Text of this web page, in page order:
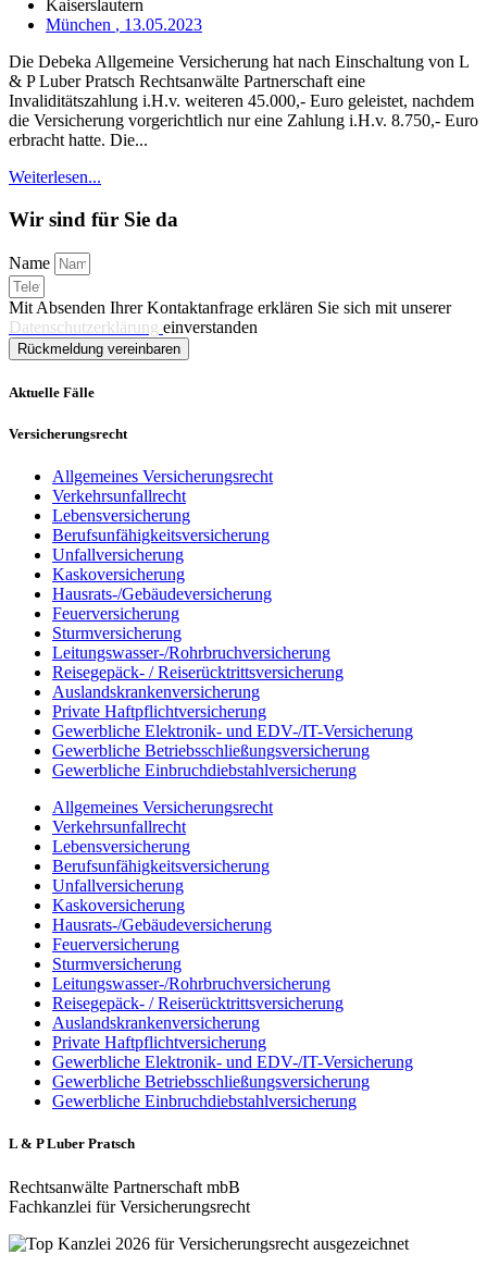
Kaiserslautern
München , 13.05.2023
Die Debeka Allgemeine Versicherung hat nach Einschaltung von L
& P Luber Pratsch Rechtsanwälte Partnerschaft eine
Invaliditätszahlung i.H.v. weiteren 45.000,- Euro geleistet, nachdem
die Versicherung vorgerichtlich nur eine Zahlung i.H.v. 8.750,- Euro
erbracht hatte. Die...
Weiterlesen...
Wir sind für Sie da
Name
Mit Absenden Ihrer Kontaktanfrage erklären Sie sich mit unserer
Datenschutzerklärung einverstanden
Rückmeldung vereinbaren
Aktuelle Fälle
Versicherungsrecht
Allgemeines Versicherungsrecht
Verkehrsunfallrecht
Lebensversicherung
Berufsunfähigkeitsversicherung
Unfallversicherung
Kaskoversicherung
Hausrats-/Gebäudeversicherung
Feuerversicherung
Sturmversicherung
Leitungswasser-/Rohrbruchversicherung
Reisegepäck- / Reiserücktrittsversicherung
Auslandskrankenversicherung
Private Haftpflichtversicherung
Gewerbliche Elektronik- und EDV-/IT-Versicherung
Gewerbliche Betriebsschließungsversicherung
Gewerbliche Einbruchdiebstahlversicherung
Allgemeines Versicherungsrecht
Verkehrsunfallrecht
Lebensversicherung
Berufsunfähigkeitsversicherung
Unfallversicherung
Kaskoversicherung
Hausrats-/Gebäudeversicherung
Feuerversicherung
Sturmversicherung
Leitungswasser-/Rohrbruchversicherung
Reisegepäck- / Reiserücktrittsversicherung
Auslandskrankenversicherung
Private Haftpflichtversicherung
Gewerbliche Elektronik- und EDV-/IT-Versicherung
Gewerbliche Betriebsschließungsversicherung
Gewerbliche Einbruchdiebstahlversicherung
L & P Luber Pratsch
Rechtsanwälte Partnerschaft mbB
Fachkanzlei für Versicherungsrecht